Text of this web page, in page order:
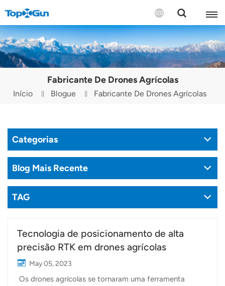
CONTATE-NOS
English
Español
Português(Portugal)
Português(Brasil)
Türkçe
Fabricante De Drones Agrícolas
Início Blogue Fabricante De Drones Agrícolas
Categorias
Blog Mais Recente
TAG
Tecnologia de posicionamento de alta
precisão RTK em drones agrícolas
May 05, 2023
Os drones agrícolas se tornaram uma ferramenta